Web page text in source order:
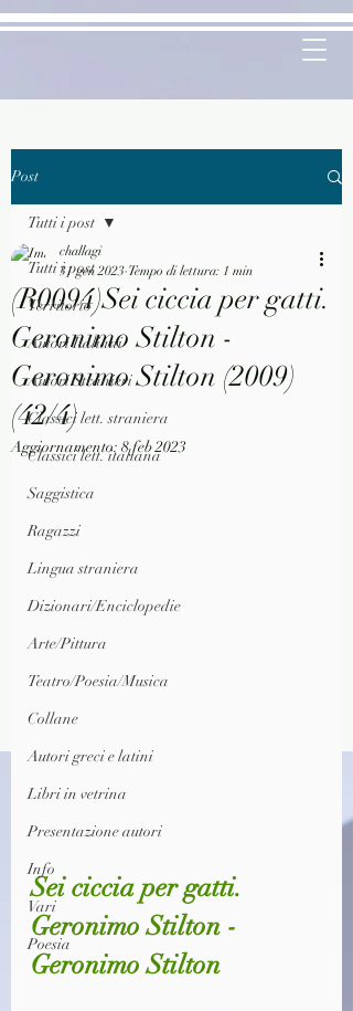
Post
Tutti i post
Territorio
Autori Italiani
Autori Stranieri
Classici lett. straniera
Classici lett. italiana
Saggistica
Ragazzi
Lingua straniera
Dizionari/Enciclopedie
Arte/Pittura
Teatro/Poesia/Musica
Collane
Autori greci e latini
Libri in vetrina
Presentazione autori
Info
Vari
Poesia
Tutti i post
(R0094)Sei ciccia per gatti.
Geronimo Stilton -
Geronimo Stilton (2009)
(42/4)
challagi
31 gen 2023 Tempo di lettura: 1 min
Aggiornamento: 8 feb 2023
Sei ciccia per gatti.
Geronimo Stilton -
Geronimo Stilton